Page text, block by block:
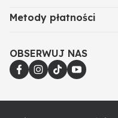
Metody płatności
OBSERWUJ NAS